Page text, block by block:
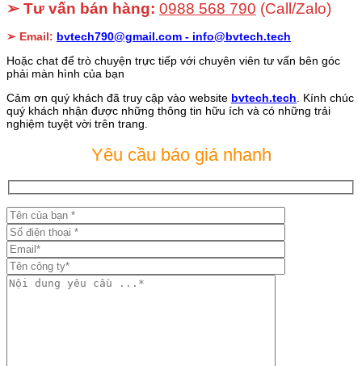
➢ Tư vấn bán hàng: 0988 568 790 (Call/Zalo)
➢ Email: bvtech790@gmail.com - info@bvtech.tech
Hoặc chat để trò chuyện trực tiếp với chuyên viên tư vấn bên góc
phải màn hình của bạn
Cảm ơn quý khách đã truy cập vào website bvtech.tech. Kính chúc
quý khách nhận được những thông tin hữu ích và có những trải
nghiệm tuyệt vời trên trang.
Yêu cầu báo giá nhanh